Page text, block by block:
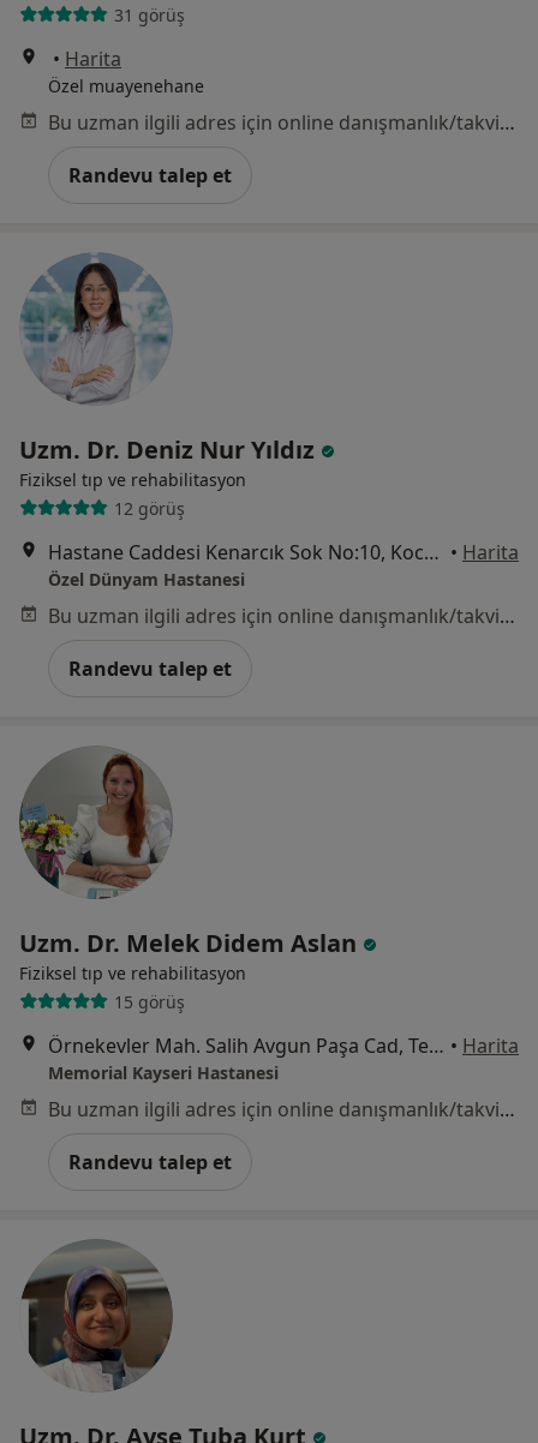
31 görüş
• Harita
Özel muayenehane
Bu uzman ilgili adres için online danışmanlık/takvim sunmuyor.
Randevu talep et
Uzm. Dr. Deniz Nur Yıldız
Fiziksel tıp ve rehabilitasyon
12 görüş
Hastane Caddesi Kenarcık Sok No:10, Kocasinan • Harita
Özel Dünyam Hastanesi
Bu uzman ilgili adres için online danışmanlık/takvim sunmuyor.
Randevu talep et
Uzm. Dr. Melek Didem Aslan
Fiziksel tıp ve rehabilitasyon
15 görüş
Örnekevler Mah. Salih Avgun Paşa Cad, Temizel Sk. No: 13, Kayseri • Harita
Memorial Kayseri Hastanesi
Bu uzman ilgili adres için online danışmanlık/takvim sunmuyor.
Randevu talep et